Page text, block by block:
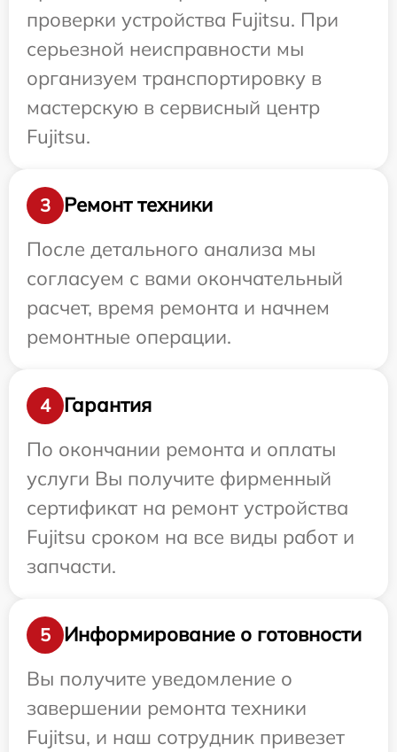
проверки устройства Fujitsu. При
серьезной неисправности мы
организуем транспортировку в
мастерскую в сервисный центр
Fujitsu.
3
Ремонт техники
После детального анализа мы
согласуем с вами окончательный
расчет, время ремонта и начнем
ремонтные операции.
4
Гарантия
По окончании ремонта и оплаты
услуги Вы получите фирменный
сертификат на ремонт устройства
Fujitsu сроком на все виды работ и
запчасти.
5
Информирование о готовности
Вы получите уведомление о
завершении ремонта техники
Fujitsu, и наш сотрудник привезет